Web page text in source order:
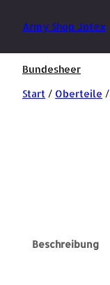
Army Shop Jotex
Bundesheer
Start / Oberteile /
Beschreibung